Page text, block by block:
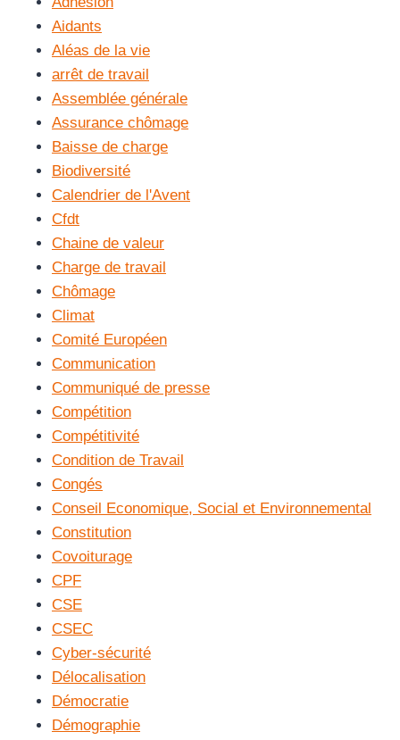
Aidants
Aléas de la vie
arrêt de travail
Assemblée générale
Assurance chômage
Baisse de charge
Biodiversité
Calendrier de l'Avent
Cfdt
Chaine de valeur
Charge de travail
Chômage
Climat
Comité Européen
Communication
Communiqué de presse
Compétition
Compétitivité
Condition de Travail
Congés
Conseil Economique, Social et Environnemental
Constitution
Covoiturage
CPF
CSE
CSEC
Cyber-sécurité
Délocalisation
Démocratie
Démographie